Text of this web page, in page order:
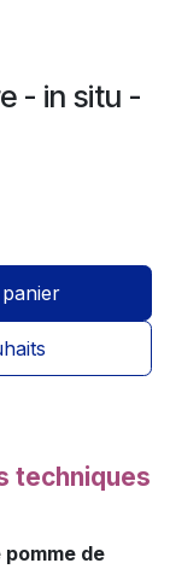
- in situ -
techniques
pomme de